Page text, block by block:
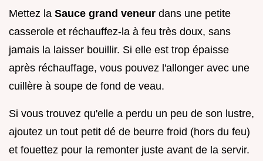
Mettez la Sauce grand veneur dans une petite
casserole et réchauffez-la à feu très doux, sans
jamais la laisser bouillir. Si elle est trop épaisse
après réchauffage, vous pouvez l'allonger avec une
cuillère à soupe de fond de veau.
Si vous trouvez qu'elle a perdu un peu de son lustre,
ajoutez un tout petit dé de beurre froid (hors du feu)
et fouettez pour la remonter juste avant de la servir.